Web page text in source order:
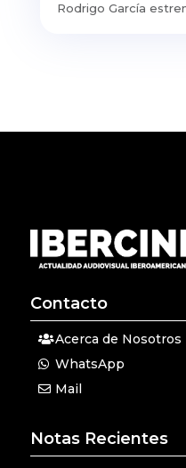
Rodrigo García
Contacto
Acerca de Nosotros
WhatsApp
Mail
Notas Recientes